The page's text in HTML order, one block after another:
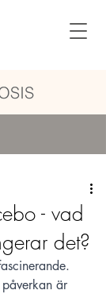
- vad
det?
är